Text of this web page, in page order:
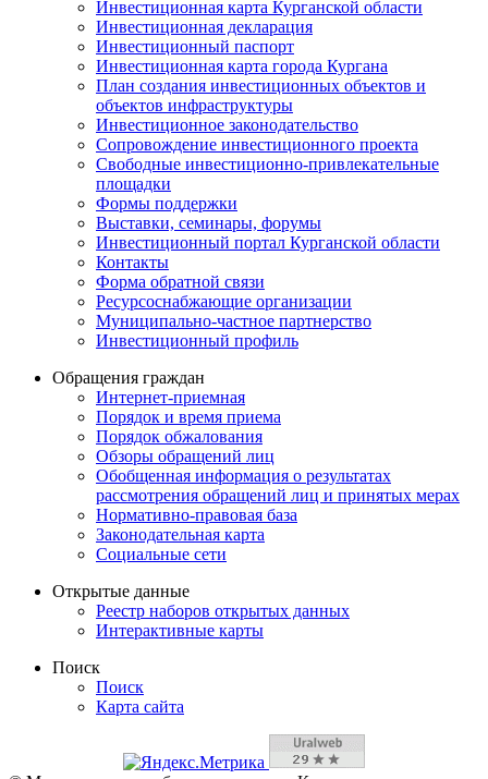
Инвестиционная карта Курганской области
Инвестиционная декларация
Инвестиционный паспорт
Инвестиционная карта города Кургана
План создания инвестиционных объектов и
объектов инфраструктуры
Инвестиционное законодательство
Сопровождение инвестиционного проекта
Свободные инвестиционно-привлекательные
площадки
Формы поддержки
Выставки, семинары, форумы
Инвестиционный портал Курганской области
Контакты
Форма обратной связи
Ресурсоснабжающие организации
Муниципально-частное партнерство
Инвестиционный профиль
Обращения граждан
Интернет-приемная
Порядок и время приема
Порядок обжалования
Обзоры обращений лиц
Обобщенная информация о результатах
рассмотрения обращений лиц и принятых мерах
Нормативно-правовая база
Законодательная карта
Социальные сети
Открытые данные
Реестр наборов открытых данных
Интерактивные карты
Поиск
Поиск
Карта сайта